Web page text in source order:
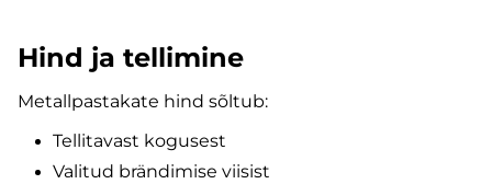
Hind ja tellimine
Metallpastakate hind sõltub:
Tellitavast kogusest
Valitud brändimise viisist